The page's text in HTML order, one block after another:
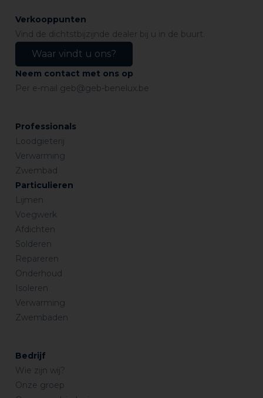
Professionals
Loodgieterij
Verwarming
Zwembad
Particulieren
Lijmen
Voegwerk
Afdichten
Solderen
Repareren
Onderhoud
Isoleren
Verwarming
Zwembaden
Bedrijf
Wie zijn wij?
Onze groep
Verkooppunten
Vind de dichtstbijzijnde dealer bij u in de buurt.
Waar vindt u ons?
Neem contact met ons op
Per e-mail geb@geb-benelux.be